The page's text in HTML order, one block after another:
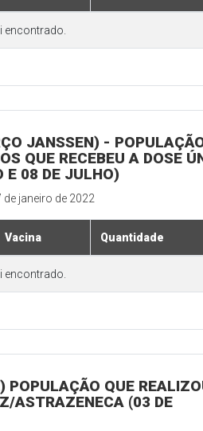
encontrado.
JANSSEN) -
QUE RECEBEU A DOSE
E 08 DE JULHO)
de janeiro de 2022
Vacina Quantidade
encontrado.
POPULAÇÃO QUE
ASTRAZENECA (03 DE